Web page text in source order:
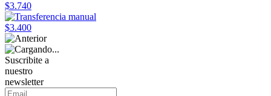
$3.740
$3.400
Suscribite a
nuestro
newsletter